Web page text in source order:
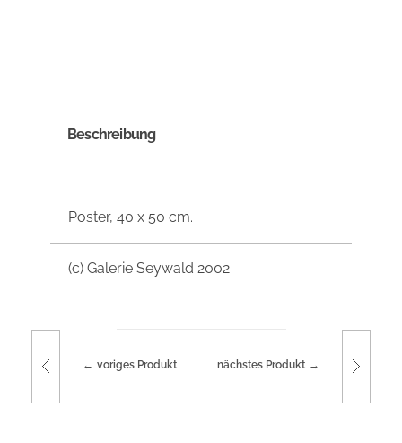
Beschreibung
Poster, 40 x 50 cm.
(c) Galerie Seywald 2002
voriges Produkt nächstes Produkt